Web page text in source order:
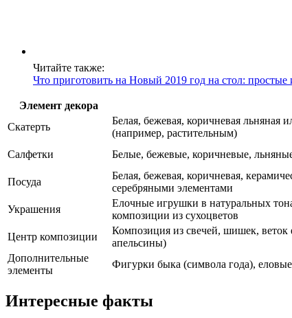
Читайте также:
Что приготовить на Новый 2019 год на стол:
Элемент декора
Скатерть
Белая, бежевая, коричневая
(например, растительным)
Салфетки Белые, бежевые, коричневые,
Посуда
Белая, бежевая, коричневая,
серебряными элементами
Украшения
Елочные игрушки в натуральных
композиции из сухоцветов
Центр композиции
Композиция из свечей, шишек, веток
апельсины)
Дополнительные
элементы
Фигурки быка (символа года),
Интересные факты